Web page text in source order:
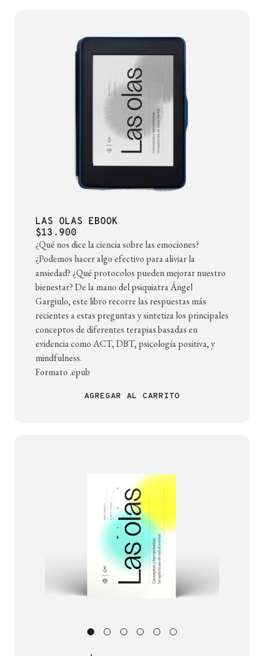
LAS OLAS EBOOK
$13.900
¿Qué nos dice la ciencia sobre las emociones?
¿Podemos hacer algo efectivo para aliviar la
ansiedad? ¿Qué protocolos pueden mejorar nuestro
bienestar? De la mano del psiquiatra Ángel
Gargiulo, este libro recorre las respuestas más
recientes a estas preguntas y sintetiza los principales
conceptos de diferentes terapias basadas en
evidencia como ACT, DBT, psicología positiva, y
mindfulness.
Formato .epub
AGREGAR AL CARRITO